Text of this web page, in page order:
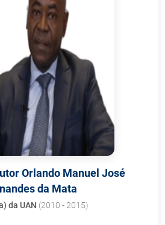
Orlando Manuel José
da Mata
da UAN (2010 - 2015)